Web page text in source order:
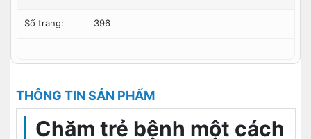
Số trang: 396
THÔNG TIN SẢN PHẨM
Chăm trẻ bệnh một cách